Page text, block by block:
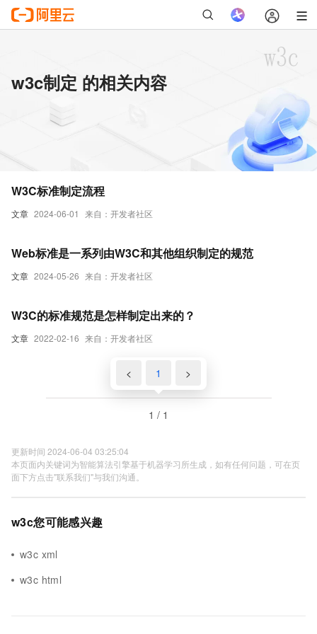
w3c制定 的相关内容
文章 2024-06-01 来自：开发者社区
W3C标准制定流程
文章 2024-05-26 来自：开发者社区
Web标准是一系列由W3C和其他组织制定的规范
文章 2022-02-16 来自：开发者社区
W3C的标准规范是怎样制定出来的？
< 1 >
1 / 1
更新时间 2024-06-04 03:25:04
本页面内关键词为智能算法引擎基于机器学习所生成，如有任何问题，可在页
面下方点击"联系我们"与我们沟通。
w3c您可能感兴趣
w3c xml
w3c html